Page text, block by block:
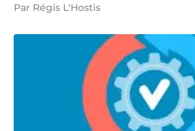
Par Régis L'Hostis